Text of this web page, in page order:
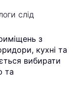
слід
з
кухні та
вибирати
та